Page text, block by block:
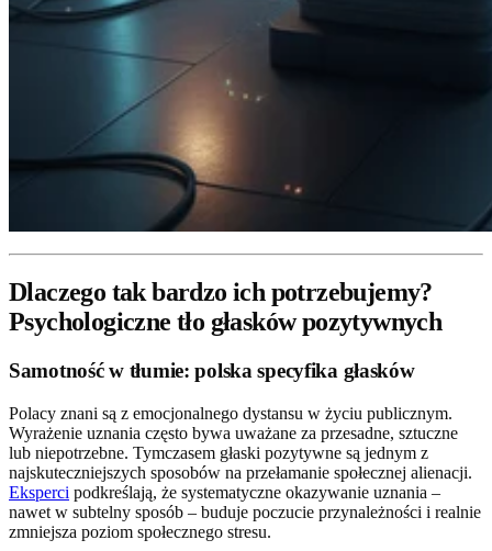
Dlaczego tak bardzo ich potrzebujemy?
Psychologiczne tło głasków pozytywnych
Samotność w tłumie: polska specyfika głasków
Polacy znani są z emocjonalnego dystansu w życiu publicznym.
Wyrażenie uznania często bywa uważane za przesadne, sztuczne
lub niepotrzebne. Tymczasem głaski pozytywne są jednym z
najskuteczniejszych sposobów na przełamanie społecznej alienacji.
Eksperci podkreślają, że systematyczne okazywanie uznania –
nawet w subtelny sposób – buduje poczucie przynależności i realnie
zmniejsza poziom społecznego stresu.